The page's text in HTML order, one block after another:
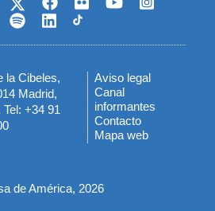
la Cibeles,
Madrid,
Tel: +34 91
Menú
del
pie
Aviso legal
Canal
informantes
Contacto
Mapa web
de América, 2026